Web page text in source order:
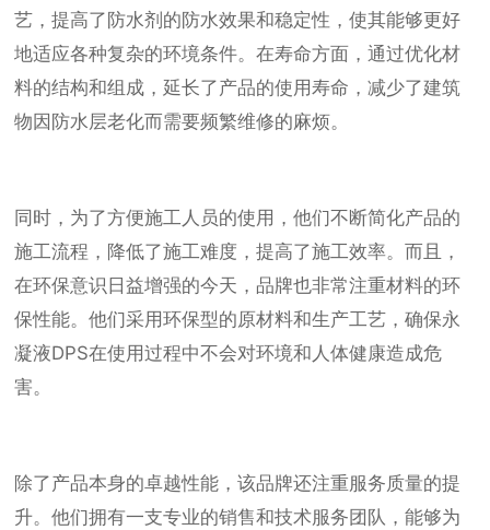
艺，提高了防水剂的防水效果和稳定性，使其能够更好
地适应各种复杂的环境条件。在寿命方面，通过优化材
料的结构和组成，延长了产品的使用寿命，减少了建筑
物因防水层老化而需要频繁维修的麻烦。
同时，为了方便施工人员的使用，他们不断简化产品的
施工流程，降低了施工难度，提高了施工效率。而且，
在环保意识日益增强的今天，品牌也非常注重材料的环
保性能。他们采用环保型的原材料和生产工艺，确保永
凝液DPS在使用过程中不会对环境和人体健康造成危
害。
除了产品本身的卓越性能，该品牌还注重服务质量的提
升。他们拥有一支专业的销售和技术服务团队，能够为